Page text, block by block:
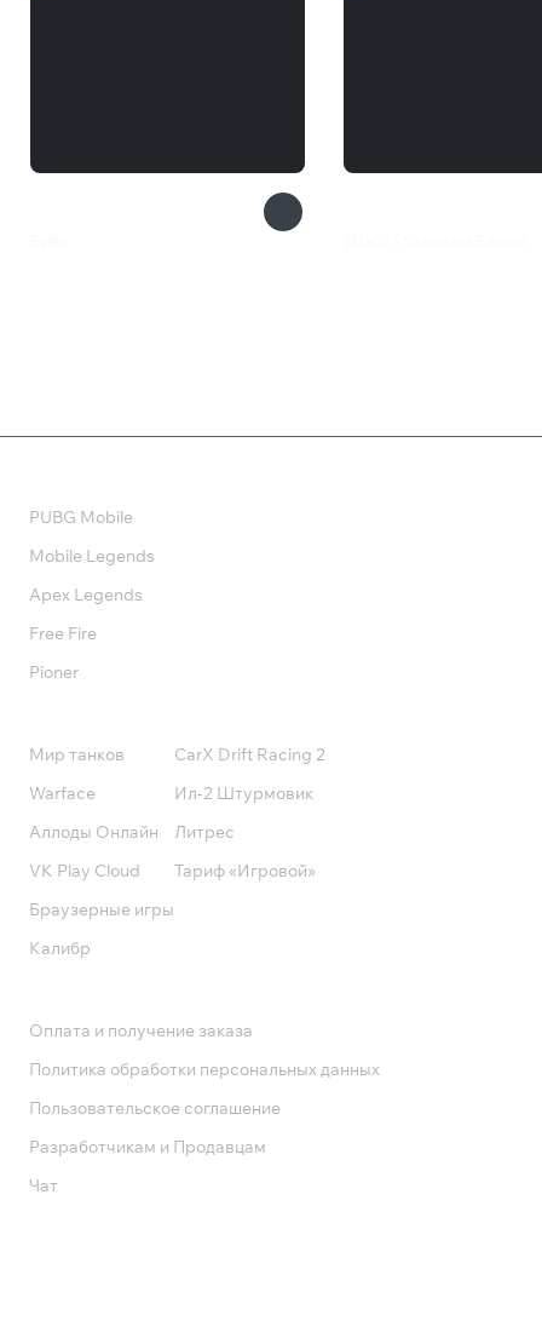
PUBG Mobile
Mobile Legends
Apex Legends
Free Fire
Pioner
Мир танков
Warface
Аллоды Онлайн
VK Play Cloud
Браузерные игры
Калибр
CarX Drift Racing 2
Ил-2 Штурмовик
Литрес
Тариф «Игровой»
Оплата и получение заказа
Политика обработки персональных данных
Пользовательское соглашение
Разработчикам и Продавцам
Чат